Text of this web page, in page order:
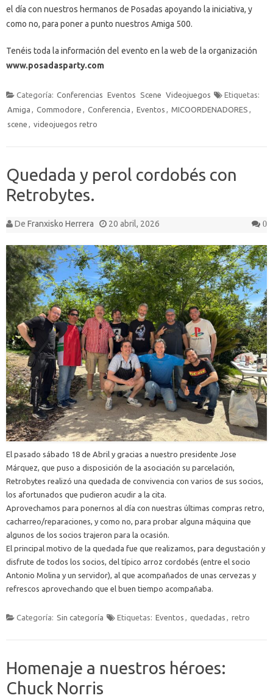
el día con nuestros hermanos de Posadas apoyando la iniciativa, y
como no, para poner a punto nuestros Amiga 500.
Tenéis toda la información del evento en la web de la organización
www.posadasparty.com
Categoría: Conferencias Eventos Scene Videojuegos
Etiquetas:
Amiga , Commodore , Conferencia , Eventos , MICOORDENADORES ,
scene , videojuegos retro
Quedada y perol cordobés con
Retrobytes.
De Franxisko Herrera 20 abril, 2026 0
El pasado sábado 18 de Abril y gracias a nuestro presidente Jose
Márquez, que puso a disposición de la asociación su parcelación,
Retrobytes realizó una quedada de convivencia con varios de sus socios,
los afortunados que pudieron acudir a la cita.
Aprovechamos para ponernos al día con nuestras últimas compras retro,
cacharreo/reparaciones, y como no, para probar alguna máquina que
algunos de los socios trajeron para la ocasión.
El principal motivo de la quedada fue que realizamos, para degustación y
disfrute de todos los socios, del típico arroz cordobés (entre el socio
Antonio Molina y un servidor), al que acompañados de unas cervezas y
refrescos aprovechando que el buen tiempo acompañaba.
Categoría: Sin categoría Etiquetas: Eventos , quedadas , retro
Homenaje a nuestros héroes:
Chuck Norris